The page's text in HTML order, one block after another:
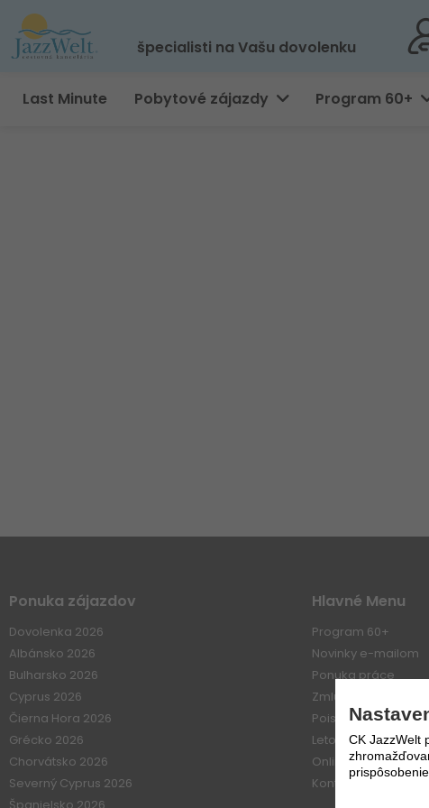
špecialisti na Vašu dovolenku
Last Minute Pobytové zájazdy Program 60+
Ponuka zájazdov
Dovolenka 2026
Albánsko 2026
Bulharsko 2026
Cyprus 2026
Čierna Hora 2026
Grécko 2026
Chorvátsko 2026
Severný Cyprus 2026
Hlavné Menu
Program 60+
Novinky e-mailom
Ponuka práce
Zmluvné vzťahy /
Poistenie
Letové poriadky a
Online platba
Kontakt
CK JazzWelt